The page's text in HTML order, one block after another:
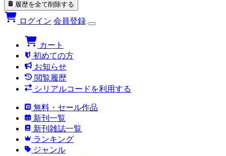
履歴を全て削除する
ログイン 会員登録
カート
初めての方
お知らせ
閲覧履歴
シリアルコードを利用する
無料・セール作品
新刊一覧
新刊雑誌一覧
ランキング
ジャンル